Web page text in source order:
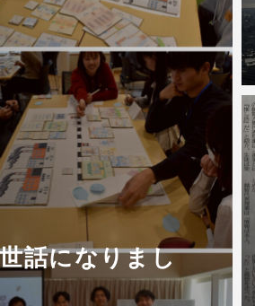
話になりまし